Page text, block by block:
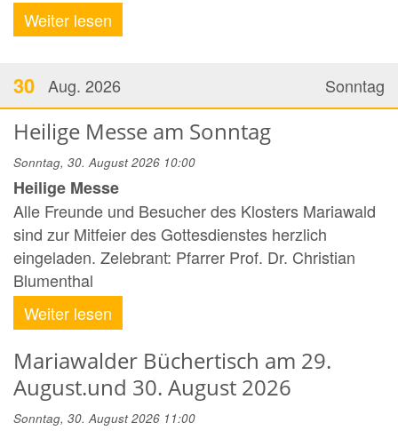
Weiter lesen
Sonntag
30 Aug. 2026
Heilige Messe am Sonntag
Sonntag, 30. August 2026 10:00
Heilige Messe
Alle Freunde und Besucher des Klosters Mariawald
sind zur Mitfeier des Gottesdienstes herzlich
eingeladen. Zelebrant: Pfarrer Prof. Dr. Christian
Blumenthal
Weiter lesen
Mariawalder Büchertisch am 29.
August.und 30. August 2026
Sonntag, 30. August 2026 11:00